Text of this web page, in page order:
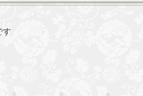
す